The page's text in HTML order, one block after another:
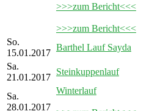
>>>zum Bericht<<<
>>>zum Bericht<<<
So.
15.01.2017
Barthel Lauf Sayda
Sa.
21.01.2017
Steinkuppenlauf
Sa.
28.01.2017
Winterlauf